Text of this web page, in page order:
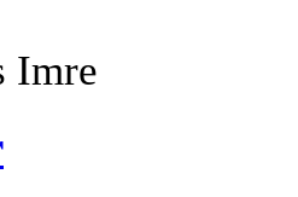
Imre